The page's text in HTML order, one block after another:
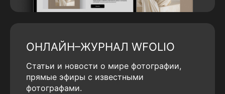
ОНЛАЙН–ЖУРНАЛ WFOLIO
Статьи и новости о мире фотографии,
прямые эфиры с известными
фотографами.